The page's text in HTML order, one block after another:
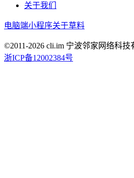
关于我们
电脑端小程序关于草料
©2011-2026 cli.im 宁波邻家网络科技
浙ICP备12002384号